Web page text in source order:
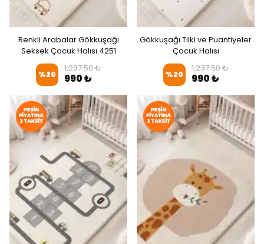
Renkli Arabalar Gökkuşağı
Seksek Çocuk Halısı 4251
%20
1,237.50 ₺
990 ₺
Gökkuşağı Tilki ve Puantiyeler
Çocuk Halısı
%20
1,237.50 ₺
990 ₺